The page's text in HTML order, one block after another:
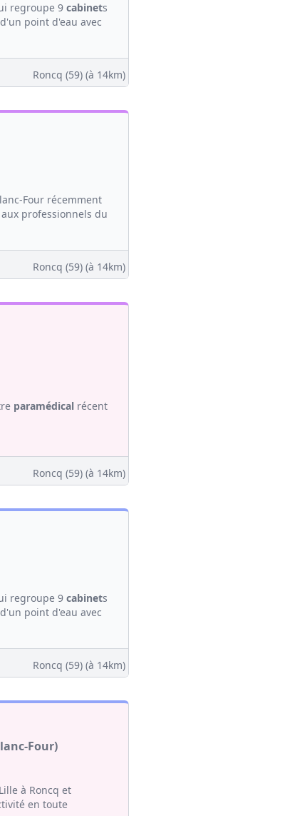
regroupe 9 cabinets
point d'eau avec
Roncq (59)(à 14km)
Four récemment
professionnels du
Roncq (59)(à 14km)
paramédical récent
Roncq (59)(à 14km)
regroupe 9 cabinets
point d'eau avec
Roncq (59)(à 14km)
Four)
à Roncq et
en toute